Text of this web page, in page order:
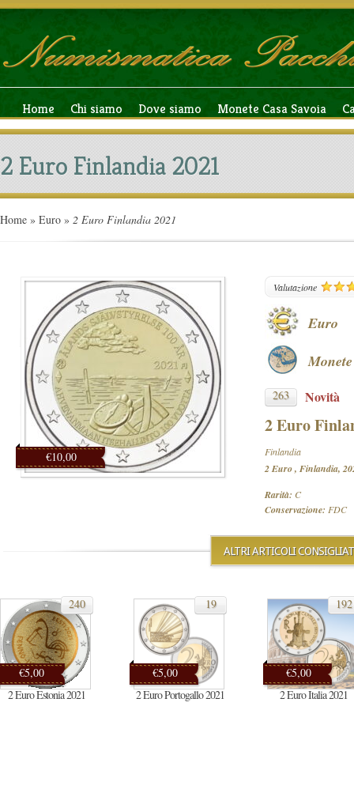
Home Chi siamo Dove siamo Monete Casa Savoia
2 Euro Finlandia 2021
Home » Euro » 2 Euro Finlandia 2021
€10,00
Valutazione
Euro
263 Novità
2 Euro
Finlandia
2 Euro , Finlandia,
Rarità: C
Conservazione: FDC
ALTRI ARTICOLI
€5,00
240
2 Euro Estonia 2021
€5,00
19
2 Euro Portogallo 2021
€5,00
192
2 Euro Italia 2021